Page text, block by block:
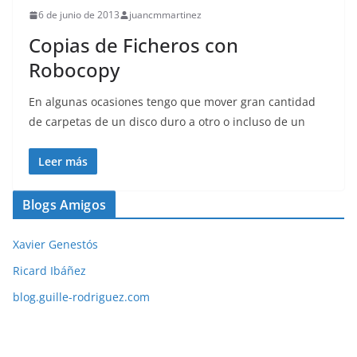
6 de junio de 2013 juancmmartinez
Copias de Ficheros con
Robocopy
En algunas ocasiones tengo que mover gran cantidad
de carpetas de un disco duro a otro o incluso de un
Leer más
Blogs Amigos
Xavier Genestós
Ricard Ibáñez
blog.guille-rodriguez.com